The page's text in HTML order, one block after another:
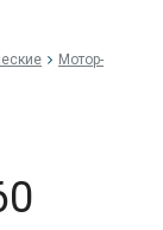
Мотор-